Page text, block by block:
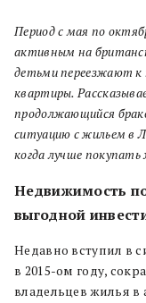
Период с мая по
активным на
детьми переезжают к
квартиры.
продолжающийся
ситуацию с жильем в
когда лучше покупать
Недвижимость
выгодной
Недавно вступил в
в 2015-ом году,
владельцев жилья